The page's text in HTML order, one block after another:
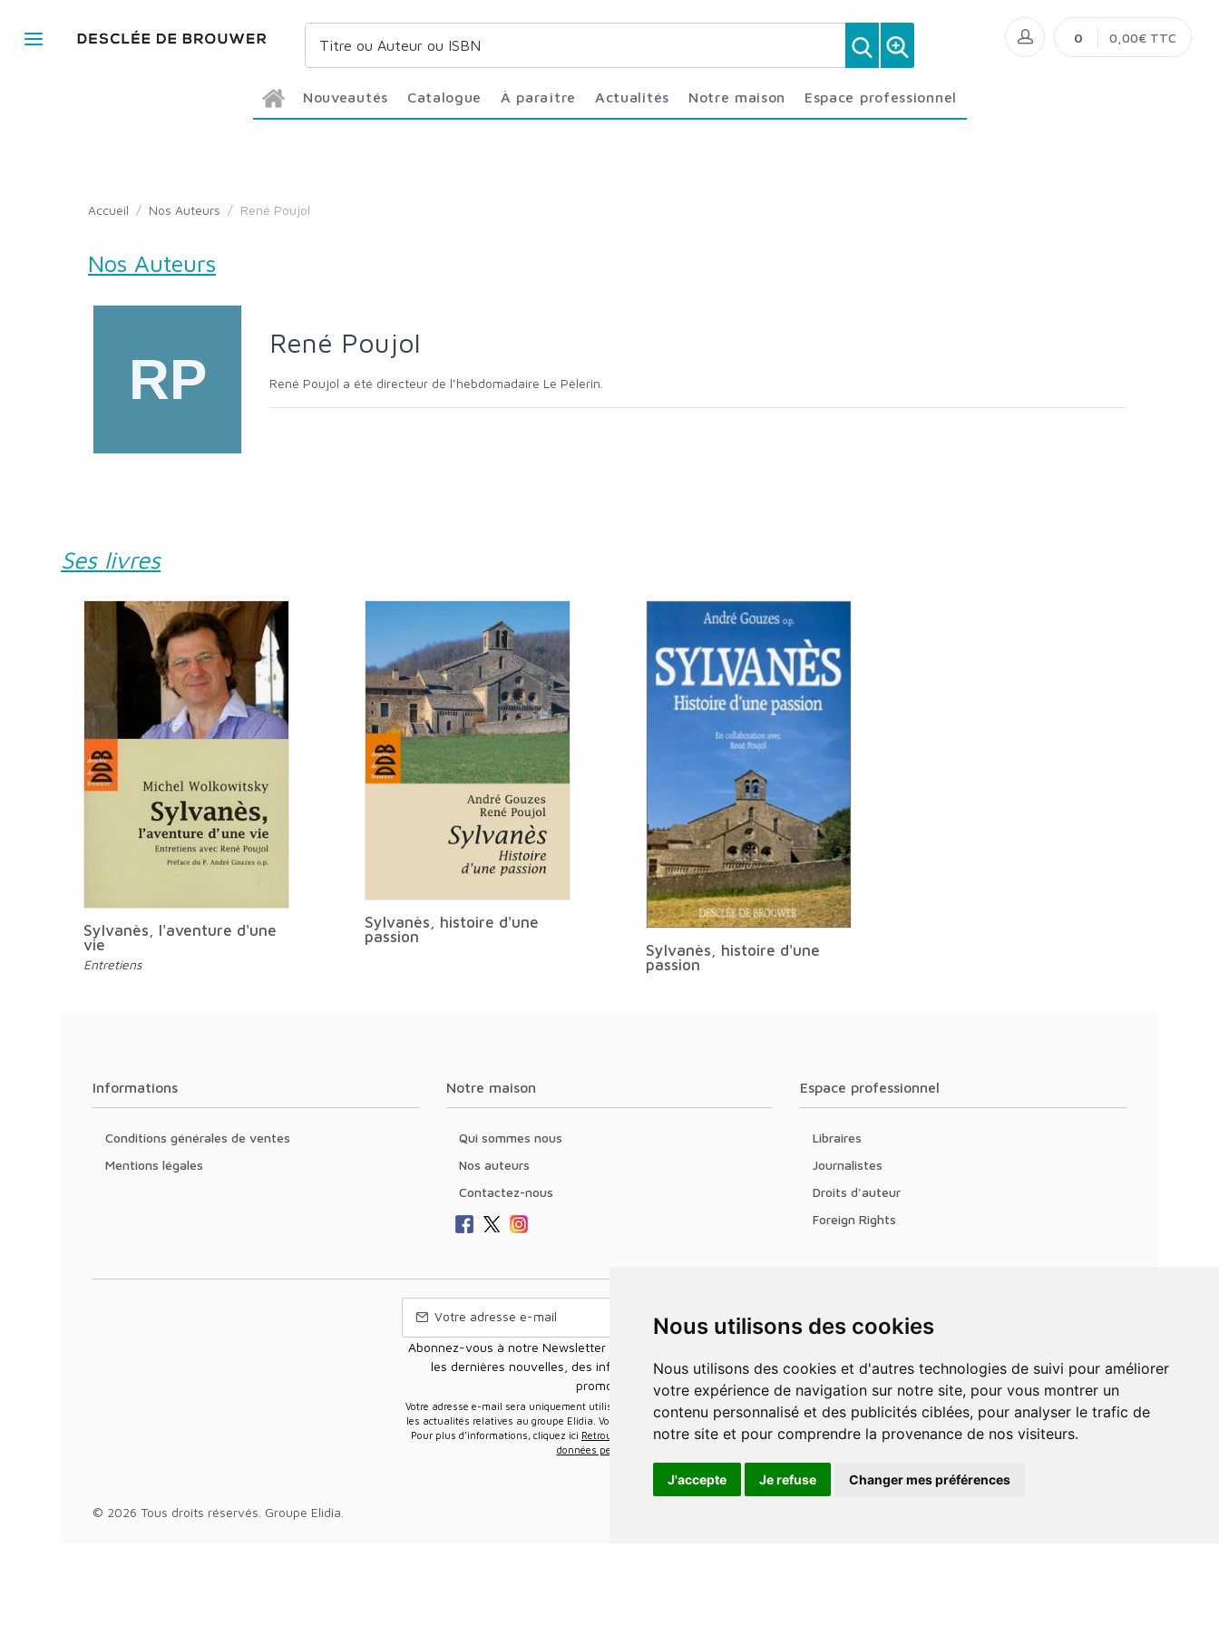
Nous utilisons des cookies
Nous utilisons des cookies et d'autres technologies de suivi pour améliorer
votre expérience de navigation sur notre site, pour vous montrer un
contenu personnalisé et des publicités ciblées, pour analyser le trafic de
notre site et pour comprendre la provenance de nos visiteurs.
J'accepte Je refuse Changer mes préférences
Nouveautés Catalogue À paraître Actualités Notre maison Espace professionnel
0 0,00€ TTC
Accueil / Nos Auteurs / René Poujol
Nos Auteurs
René Poujol
René Poujol a été directeur de l’hebdomadaire Le Pèlerin.
Ses livres
Sylvanès, l'aventure d'une
vie
Entretiens
Sylvanès, histoire d'une
passion
Sylvanès, histoire d'une
passion
Informations
Conditions générales de ventes
Mentions légales
Notre maison
Qui sommes nous
Nos auteurs
Contactez-nous
Espace professionnel
Libraires
Journalistes
Droits d'auteur
Foreign Rights
Abonnez-vous à notre Newsletter pour recevoir nos nouvelles offres,
les dernières nouvelles, des informations sur les ventes et les
promotions.
Votre adresse e-mail sera uniquement utilisée pour vous envoyer des informations sur
les actualités relatives au groupe Elidia. Vous pouvez vous désinscrire à tout moment.
Pour plus d’informations, cliquez ici Retrouvez ici notre politique de protection de vos
données personnelles
© 2026 Tous droits réservés. Groupe Elidia